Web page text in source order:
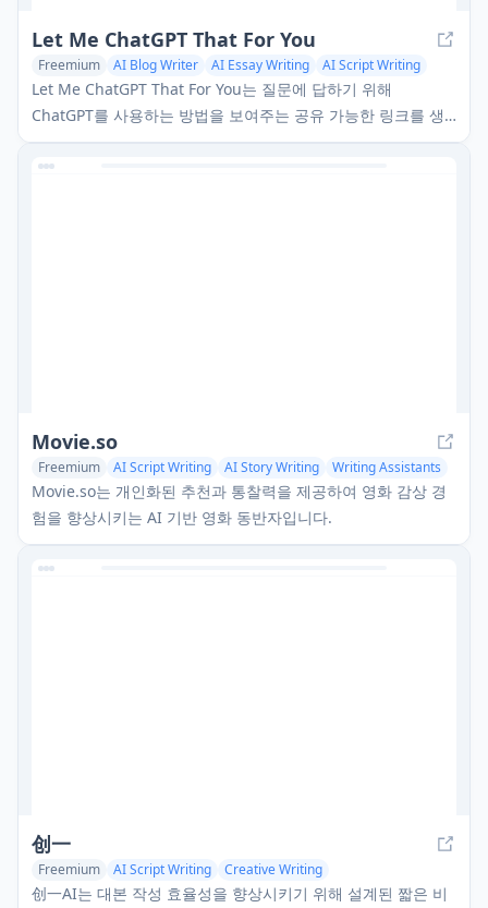
Let Me ChatGPT That For You
Freemium AI Blog Writer AI Essay Writing AI Script Writing
Let Me ChatGPT That For You는 질문에 답하기 위해
ChatGPT를 사용하는 방법을 보여주는 공유 가능한 링크를 생
성하는 영리한 웹사이트로, AI와 함께 자립성을 부드럽게 격려
합니다.
Movie.so
Freemium AI Script Writing AI Story Writing Writing Assistants
Movie.so는 개인화된 추천과 통찰력을 제공하여 영화 감상 경
험을 향상시키는 AI 기반 영화 동반자입니다.
创一
Freemium AI Script Writing
Creative Writing
AI Video Generator
创一AI는 대본 작성 효율성을 향상시키기 위해 설계된 짧은 비